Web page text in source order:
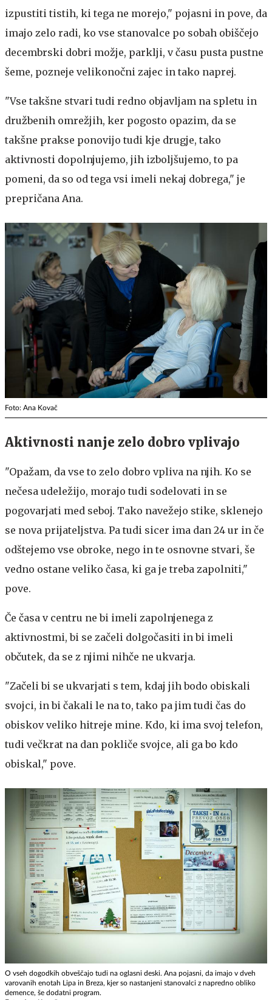
izpustiti tistih, ki tega ne morejo," pojasni in pove, da
imajo zelo radi, ko vse stanovalce po sobah obiščejo
decembrski dobri možje, parklji, v času pusta pustne
šeme, pozneje velikonočni zajec in tako naprej.
"Vse takšne stvari tudi redno objavljam na spletu in
družbenih omrežjih, ker pogosto opazim, da se
takšne prakse ponovijo tudi kje drugje, tako
aktivnosti dopolnjujemo, jih izboljšujemo, to pa
pomeni, da so od tega vsi imeli nekaj dobrega," je
prepričana Ana.
Foto: Ana Kovač
Aktivnosti nanje zelo dobro vplivajo
"Opažam, da vse to zelo dobro vpliva na njih. Ko se
nečesa udeležijo, morajo tudi sodelovati in se
pogovarjati med seboj. Tako navežejo stike, sklenejo
se nova prijateljstva. Pa tudi sicer ima dan 24 ur in če
odštejemo vse obroke, nego in te osnovne stvari, še
vedno ostane veliko časa, ki ga je treba zapolniti,"
pove.
Če časa v centru ne bi imeli zapolnjenega z
aktivnostmi, bi se začeli dolgočasiti in bi imeli
občutek, da se z njimi nihče ne ukvarja.
"Začeli bi se ukvarjati s tem, kdaj jih bodo obiskali
svojci, in bi čakali le na to, tako pa jim tudi čas do
obiskov veliko hitreje mine. Kdo, ki ima svoj telefon,
tudi večkrat na dan pokliče svojce, ali ga bo kdo
obiskal," pove.
O vseh dogodkih obveščajo tudi na oglasni deski. Ana pojasni, da imajo v dveh
varovanih enotah Lipa in Breza, kjer so nastanjeni stanovalci z napredno obliko
demence, še dodatni program.